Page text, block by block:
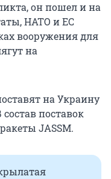
он пошел и на
НАТО и ЕС
вооружения для
на
на Украину
поставок
JASSM.